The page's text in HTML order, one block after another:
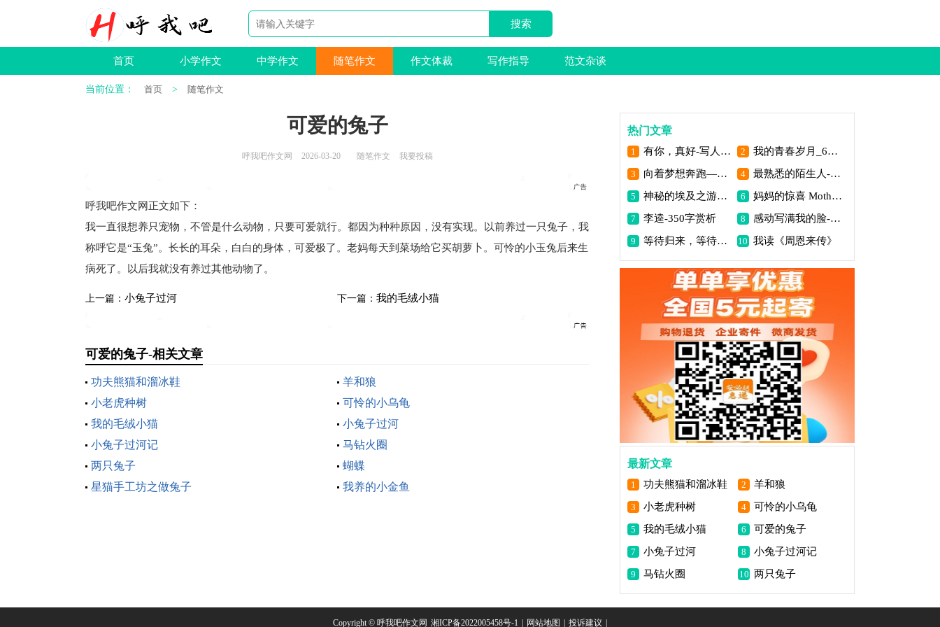
首页 小学作文 中学作文 随笔作文 作文体裁 写作指导 范文杂谈
当前位置： 首页 > 随笔作文
可爱的兔子
呼我吧作文网 2026-03-20 随笔作文 我要投稿
呼我吧作文网 正文如下 ：
我一直很想养只宠物，不管是什么动物，只要可爱就行。都因为种种原因，没有实现。以前养过一只兔子，我
称呼它是“玉兔”。长长的耳朵，白白的身体，可爱极了。老妈每天到菜场给它买胡萝卜。可怜的小玉兔后来生
病死了。以后我就没有养过其他动物了。
上一篇： 小兔子过河 下一篇： 我的毛绒小猫
可爱的兔子-相关文章
功夫熊猫和溜冰鞋
羊和狼
小老虎种树
可怜的小乌龟
我的毛绒小猫
小兔子过河
小兔子过河记
马钻火圈
两只兔子
蝴蝶
星猫手工坊之做兔子
我养的小金鱼
热门文章
1 有你，真好-写人的作文500字 2 我的青春岁月_600字
3 向着梦想奔跑——读《我的跑道》有感(600字) 4 最熟悉的陌生人-写人作文600字
5 神秘的埃及之游800字作文 6 妈妈的惊喜 Mother is Surprise
7 李逵-350字赏析 8 感动写满我的脸-写事作文500字
9 等待归来，等待你_1200字 10 我读《周恩来传》
最新文章
1 功夫熊猫和溜冰鞋 2 羊和狼
3 小老虎种树 4 可怜的小乌龟
5 我的毛绒小猫 6 可爱的兔子
7 小兔子过河 8 小兔子过河记
9 马钻火圈 10 两只兔子
Copyright © 呼我吧作文网 湘ICP备2022005458号-1 网站地图 投诉建议